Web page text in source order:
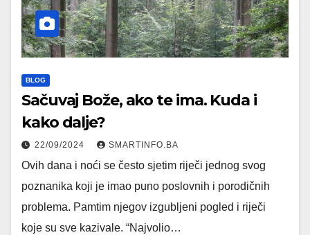
BLOG
Sačuvaj Bože, ako te ima. Kuda i
kako dalje?
22/09/2024 SMARTINFO.BA
Ovih dana i noći se često sjetim riječi jednog svog
poznanika koji je imao puno poslovnih i porodičnih
problema. Pamtim njegov izgubljeni pogled i riječi
koje su sve kazivale. “Najvolio…